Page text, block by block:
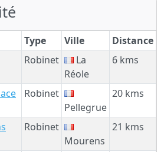
Type Ville
Distance
Robinet
La
Réole
6 kms
Robinet
Pellegrue
20 kms
Robinet
Mourens
21 kms